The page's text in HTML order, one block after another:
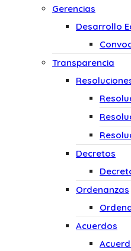
Gerencias
Desarrollo
Transparencia
Decretos
Ordenanzas
Acuerdos